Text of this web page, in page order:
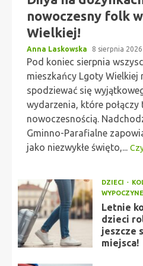
nowoczesny folk
Wielkiej!
Anna Laskowska 8 sierpnia 2026
Pod koniec sierpnia
mieszkańcy Lgoty Wielkiej
spodziewać się
wydarzenia, które połączy
nowoczesnością.
Gminno-Parafialne
jako niezwykłe święto,...
DZIECI
Letnie
dzieci
jeszcze
miejsca!